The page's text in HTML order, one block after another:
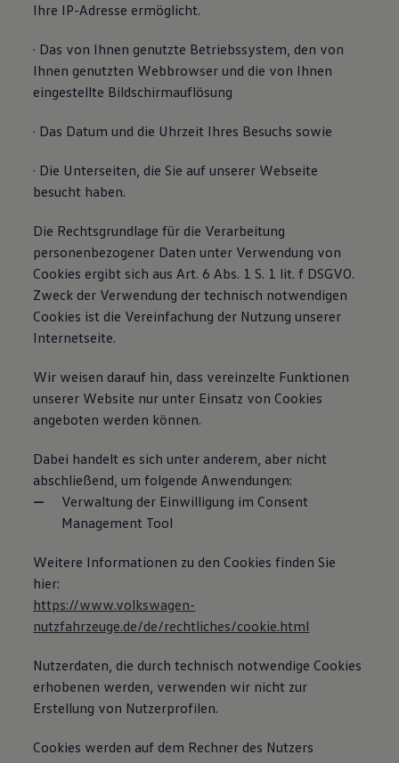
Ihre IP-Adresse ermöglicht.
· Das von Ihnen genutzte Betriebssystem, den von
Ihnen genutzten Webbrowser und die von Ihnen
eingestellte Bildschirmauflösung
· Das Datum und die Uhrzeit Ihres Besuchs sowie
· Die Unterseiten, die Sie auf unserer Webseite
besucht haben.
Die Rechtsgrundlage für die Verarbeitung
personenbezogener Daten unter Verwendung von
Cookies ergibt sich aus Art. 6 Abs. 1 S. 1 lit. f DSGVO.
Zweck der Verwendung der technisch notwendigen
Cookies ist die Vereinfachung der Nutzung unserer
Internetseite.
Wir weisen darauf hin, dass vereinzelte Funktionen
unserer Website nur unter Einsatz von Cookies
angeboten werden können.
Dabei handelt es sich unter anderem, aber nicht
abschließend, um folgende Anwendungen:
Verwaltung der Einwilligung im Consent
Management Tool
Weitere Informationen zu den Cookies finden Sie
hier:
https://www.volkswagen-
nutzfahrzeuge.de/de/rechtliches/cookie.html
Nutzerdaten, die durch technisch notwendige Cookies
erhobenen werden, verwenden wir nicht zur
Erstellung von Nutzerprofilen.
Cookies werden auf dem Rechner des Nutzers